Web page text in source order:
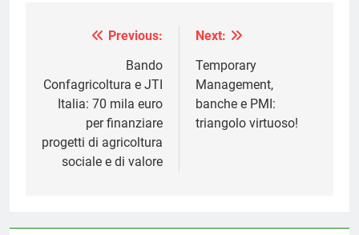
Navigazione
Previous:
Bando
Confagricoltura e JTI
Italia: 70 mila euro
per finanziare
progetti di agricoltura
sociale e di valore
Next:
Temporary
Management,
banche e PMI:
triangolo virtuoso!